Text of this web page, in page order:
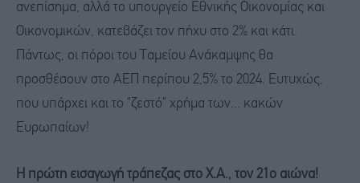
ανεπίσημα, αλλά το υπουργείο Εθνικής Οικονομίας και
Οικονομικών, κατεβάζει τον πήχυ στο 2% και κάτι.
Πάντως, οι πόροι του Ταμείου Ανάκαμψης θα
προσθέσουν στο ΑΕΠ περίπου 2,5% το 2024. Ευτυχώς,
που υπάρχει και το "ζεστό" χρήμα των... κακών
Ευρωπαίων!
Η πρώτη εισαγωγή τράπεζας στο Χ.Α., τον 21ο αιώνα!